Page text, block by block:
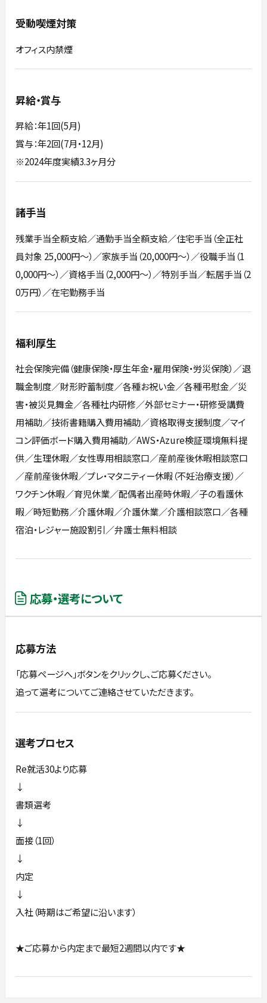
受動喫煙対策
オフィス内禁煙
昇給・賞与
昇給：年1回(5月)
賞与：年2回(7月・12月)
※2024年度実績3.3ヶ月分
諸手当
残業手当全額支給／通勤手当全額支給／住宅手当（全正社
員対象 25,000円～）／家族手当（20,000円～）／役職手当（1
0,000円～）／資格手当（2,000円～）／特別手当／転居手当（2
0万円）／在宅勤務手当
福利厚生
社会保険完備（健康保険・厚生年金・雇用保険・労災保険）／退
職金制度／財形貯蓄制度／各種お祝い金／各種弔慰金／災
害・被災見舞金／各種社内研修／外部セミナー・研修受講費
用補助／技術書籍購入費用補助／資格取得支援制度／マイ
コン評価ボード購入費用補助／AWS・Azure検証環境無料提
供／生理休暇／女性専用相談窓口／産前産後休暇相談窓口
／産前産後休暇／プレ・マタニティー休暇（不妊治療支援）／
ワクチン休暇／育児休業／配偶者出産時休暇／子の看護休
暇／時短勤務／介護休暇／介護休業／介護相談窓口／各種
宿泊・レジャー施設割引／弁護士無料相談
応募・選考について
応募方法
「応募ページへ」ボタンをクリックし、ご応募ください。
追って選考についてご連絡させていただきます。
選考プロセス
Re就活30より応募
↓
書類選考
↓
面接（1回）
↓
内定
↓
入社（時期はご希望に沿います）
★ご応募から内定まで最短2週間以内です★